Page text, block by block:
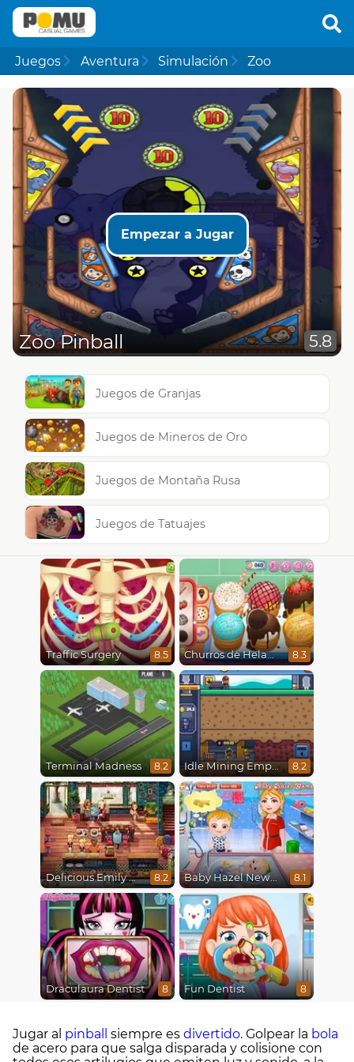
Juegos Aventura Simulación Zoo
Empezar a Jugar
Zoo Pinball 5.8
Juegos de Granjas
Juegos de Mineros de Oro
Juegos de Montaña Rusa
Juegos de Tatuajes
Traffic Surgery 8.5 Churros de Helado 8.3
Terminal Madness 8.2 Idle Mining Empire 8.2
Delicious Emily New Beginning 8.2 Baby Hazel Newborn Vaccination 8.1
Draculaura Dentist 8 Fun Dentist 8
Jugar al pinball siempre es divertido. Golpear la bola
de acero para que salga disparada y colisione con